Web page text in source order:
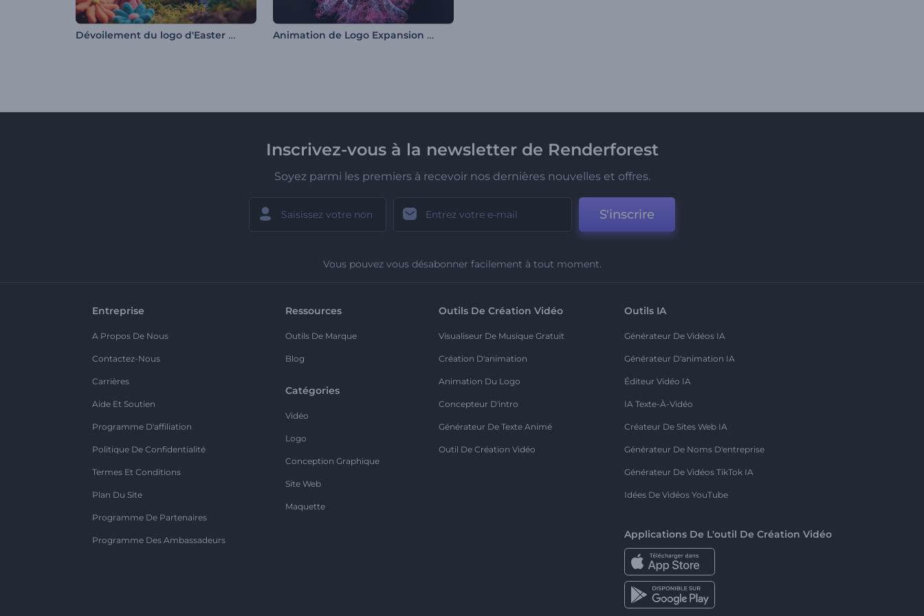
Dévoilement du logo d'Easter Clay Animation de Logo Expansion des Particules
Inscrivez-vous à la newsletter de Renderforest
Soyez parmi les premiers à recevoir nos dernières nouvelles et offres.
S'inscrire
Vous pouvez vous désabonner facilement à tout moment.
Entreprise
A Propos De Nous
Contactez-Nous
Carrières
Aide Et Soutien
Programme D'affiliation
Politique De Confidentialité
Termes Et Conditions
Plan Du Site
Programme De Partenaires
Programme Des Ambassadeurs
Ressources
Outils De Marque
Blog
Catégories
Vidéo
Logo
Conception Graphique
Site Web
Maquette
Outils De Création Vidéo
Visualiseur De Musique Gratuit
Création D'animation
Animation Du Logo
Concepteur D'intro
Générateur De Texte Animé
Outil De Création Vidéo
Outils IA
Générateur De Vidéos IA
Générateur D'animation IA
Éditeur Vidéo IA
IA Texte-À-Vidéo
Créateur De Sites Web IA
Générateur De Noms D'entreprise
Générateur De Vidéos TikTok IA
Idées De Vidéos YouTube
Applications De L'outil De Création Vidéo